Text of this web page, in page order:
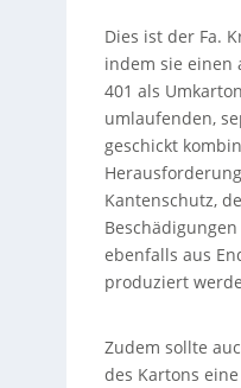
Dies ist der Fa.
indem sie einen
401 als
umlaufenden,
geschickt
Kantenschutz,
ebenfalls aus
produziert
Zudem sollte
des Kartons